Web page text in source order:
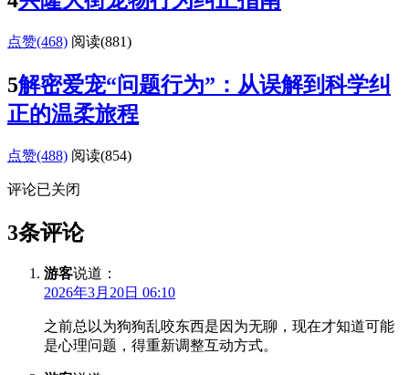
点赞(468) 阅读(881)
5解密爱宠“问题行为”：从误解到科学纠
正的温柔旅程
点赞(488) 阅读(854)
评论已关闭
3条评论
游客说道：
2026年3月20日 06:10
之前总以为狗狗乱咬东西是因为无聊，现在才知道可能
是心理问题，得重新调整互动方式。